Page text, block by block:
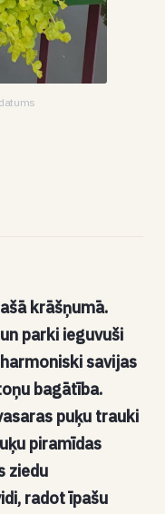
krāšņumā.
parki ieguvuši
savijas
bagātība.
puķu trauki
piramīdas
ziedu
radot īpašu